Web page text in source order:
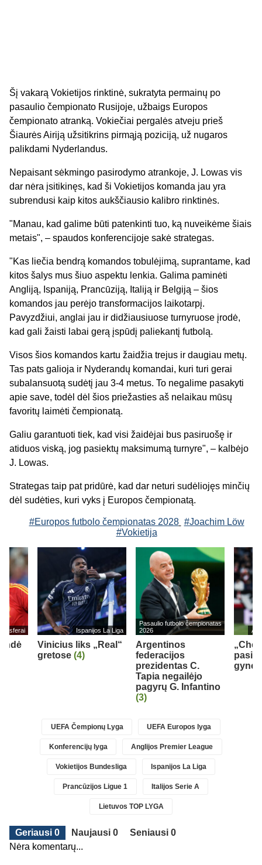
Šį vakarą Vokietijos rinktinė, sukratyta permainų po
pasaulio čempionato Rusijoje, užbaigs Europos
čempionato atranką. Vokiečiai pergalės atveju prieš
Šiaurės Airiją užsitikrins pirmąją poziciją, už nugaros
palikdami Nyderlandus.
Nepaisant sėkmingo pasirodymo atrankoje, J. Lowas vis
dar nėra įsitikinęs, kad ši Vokietijos komanda jau yra
subrendusi kaip kitos aukščiausio kalibro rinktinės.
"Manau, kad galime būti patenkinti tuo, ką nuveikėme šiais
metais", – spaudos konferencijoje sakė strategas.
"Kas liečia bendrą komandos tobulėjimą, suprantame, kad
kitos šalys mus šiuo aspektu lenkia. Galima paminėti
Angliją, Ispaniją, Prancūziją, Italiją ir Belgiją – šios
komandos jau perėjo transformacijos laikotarpį.
Pavyzdžiui, anglai jau ir didžiausiuose turnyruose įrodė,
kad gali žaisti labai gerą įspūdį paliekantį futbolą.
Visos šios komandos kartu žaidžia trejus ir daugiau metų.
Tas pats galioja ir Nyderandų komandai, kuri turi gerai
subalansuotą sudėtį jau 3-4 metus. To negalime pasakyti
apie save, todėl dėl šios priežasties aš nelaikau mūsų
favoritų laimėti čempionatą.
Galiu garantuoti tiek, kad visi žaidėjai bus pasiruošę ir
atiduos viską, jog pasiektų maksimumą turnyre", – kalbėjo
J. Lowas.
Strategas taip pat pridūrė, kad dar neturi sudėliojęs minčių
dėl sudėties, kuri vyks į Europos čempionatą.
#Europos futbolo čempionatas 2028 #Joachim Löw
#Vokietija
Ispanijos La Liga
Vinicius liks „Real“
gretose (4)
Pasaulio futbolo čempionatas
2026
Argentinos
federacijos
prezidentas C.
Tapia negailėjo
pagyrų G. Infantino
(3)
UEFA Čempionų Lyga UEFA Europos lyga
Konferencijų lyga Anglijos Premier League
Vokietijos Bundesliga Ispanijos La Liga
Prancūzijos Ligue 1 Italijos Serie A
Lietuvos TOP LYGA
Geriausi 0 Naujausi 0
Seniausi 0
Nėra komentarų...